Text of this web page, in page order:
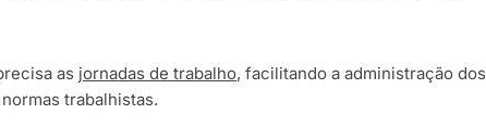
as jornadas de trabalho, facilitando a administração dos
trabalhistas.